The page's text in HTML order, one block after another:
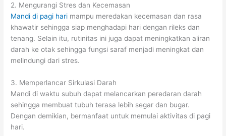
2. Mengurangi Stres dan Kecemasan
Mandi di pagi hari mampu meredakan kecemasan dan rasa
khawatir sehingga siap menghadapi hari dengan rileks dan
tenang. Selain itu, rutinitas ini juga dapat meningkatkan aliran
darah ke otak sehingga fungsi saraf menjadi meningkat dan
melindungi dari stres.
3. Memperlancar Sirkulasi Darah
Mandi di waktu subuh dapat melancarkan peredaran darah
sehingga membuat tubuh terasa lebih segar dan bugar.
Dengan demikian, bermanfaat untuk memulai aktivitas di pagi
hari.